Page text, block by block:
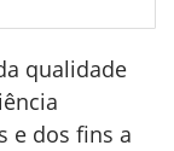
qualidade
e dos fins a